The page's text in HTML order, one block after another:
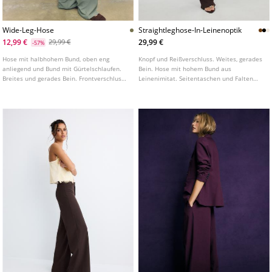
Wide-Leg-Hose
12,99 €
-57% 29,99 €
Hose mit halbhohem Bund, oben eng
anliegend und Bund mit Gürtelschlaufen.
Breites und gerades Bein. Frontverschluss
Straightleghose-In-Leinenoptik
29,99 €
Knopf und Reißverschluss. Weites, gerades
Bein. Hose mit hohem Bund aus
Leinenimitat. Seitentaschen und Falten